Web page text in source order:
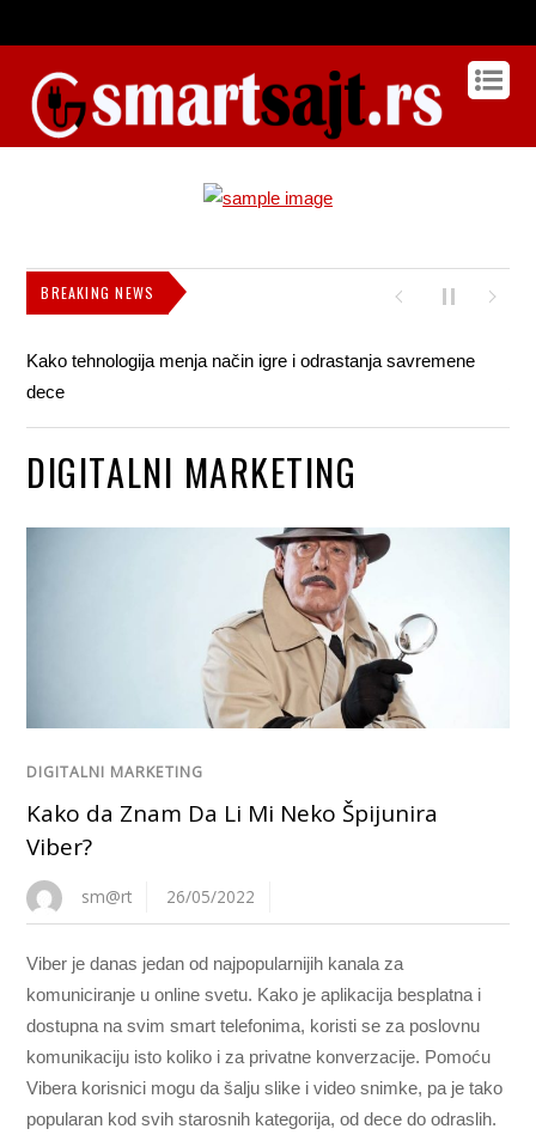
BREAKING NEWS
Kako tehnologija menja način igre i odrastanja savremene
dece
DIGITALNI MARKETING
DIGITALNI MARKETING
Kako da Znam Da Li Mi Neko Špijunira
Viber?
sm@rt 26/05/2022
Viber je danas jedan od najpopularnijih kanala za
komuniciranje u online svetu. Kako je aplikacija besplatna i
dostupna na svim smart telefonima, koristi se za poslovnu
komunikaciju isto koliko i za privatne konverzacije. Pomoću
Vibera korisnici mogu da šalju slike i video snimke, pa je tako
popularan kod svih starosnih kategorija, od dece do odraslih.